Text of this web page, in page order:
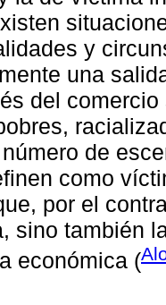
y
una
del
de
como
por el
sino también
económica (